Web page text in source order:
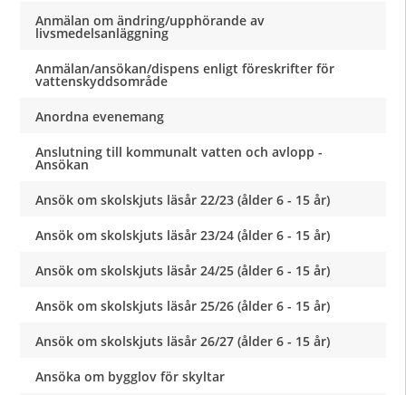
Anmälan om ändring/upphörande av
livsmedelsanläggning
Anmälan/ansökan/dispens enligt föreskrifter för
vattenskyddsområde
Anordna evenemang
Anslutning till kommunalt vatten och avlopp -
Ansökan
Ansök om skolskjuts läsår 22/23 (ålder 6 - 15 år)
Ansök om skolskjuts läsår 23/24 (ålder 6 - 15 år)
Ansök om skolskjuts läsår 24/25 (ålder 6 - 15 år)
Ansök om skolskjuts läsår 25/26 (ålder 6 - 15 år)
Ansök om skolskjuts läsår 26/27 (ålder 6 - 15 år)
Ansöka om bygglov för skyltar